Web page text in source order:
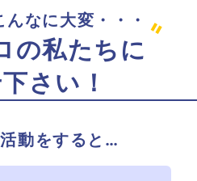
なに大変・・・
の私たちに
さい！
動をすると…